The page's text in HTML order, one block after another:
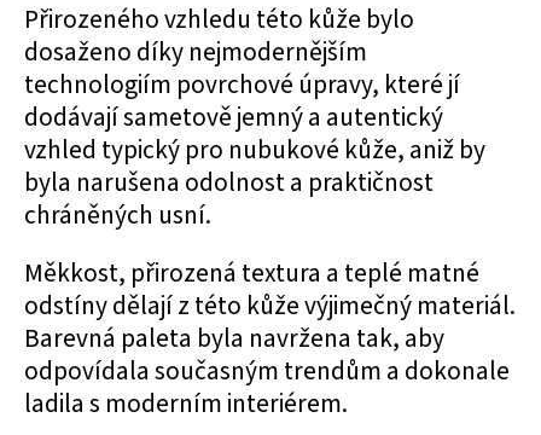
Přirozeného vzhledu této kůže bylo
dosaženo díky nejmodernějším
technologiím povrchové úpravy, které jí
dodávají sametově jemný a autentický
vzhled typický pro nubukové kůže, aniž by
byla narušena odolnost a praktičnost
chráněných usní.
Měkkost, přirozená textura a teplé matné
odstíny dělají z této kůže výjimečný materiál.
Barevná paleta byla navržena tak, aby
odpovídala současným trendům a dokonale
ladila s moderním interiérem.